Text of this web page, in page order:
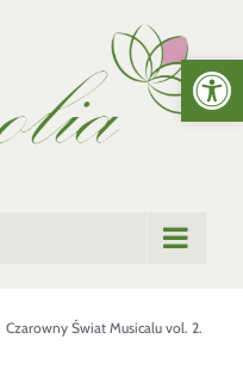
Czarowny Świat Musicalu vol. 2.